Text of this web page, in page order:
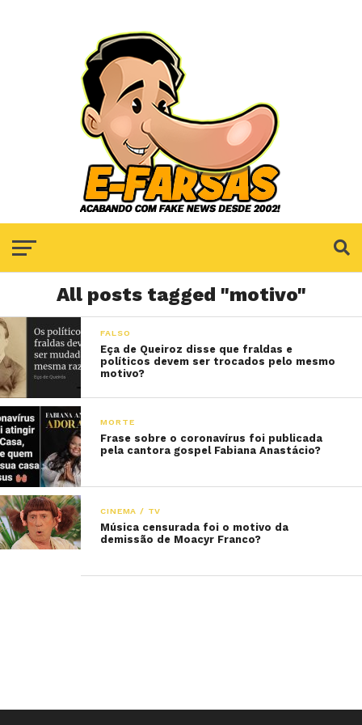
All posts tagged "motivo"
FALSO
Eça de Queiroz disse que fraldas e
políticos devem ser trocados pelo mesmo
motivo?
MORTE
Frase sobre o coronavírus foi publicada
pela cantora gospel Fabiana Anastácio?
CINEMA / TV
Música censurada foi o motivo da
demissão de Moacyr Franco?